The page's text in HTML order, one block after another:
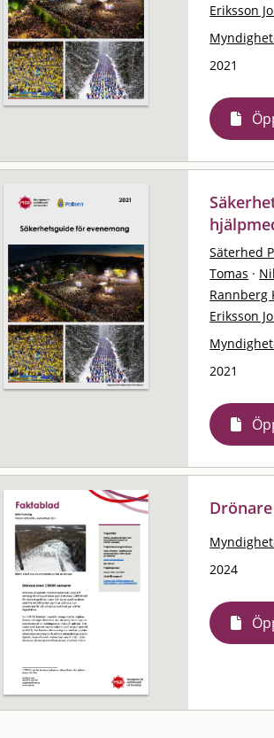
Eriksson
2021
Säterhed
Tomas ·
Rannberg
Eriksson
2021
2024